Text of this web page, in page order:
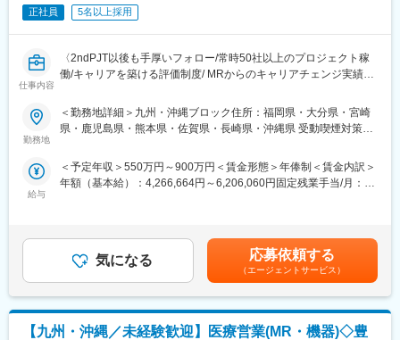
■福利厚生（転勤を伴う場合）：
・家賃：一部会社負担
・住居契約初期経費：会社負担（上限設定あり）
変更の範囲：会社の定める業務
エンテーション後に配属先プロジェクトの製薬メーカーにて製品
研修を受けていただきます。
ムがございます。まず、G（ジェネラル）MRとして基礎を身に着
けていただき、専門領域を磨いていただいたりビジネスコースに
スーパーバイザーが日々の活動をフォローします。定期的な連絡
や面談のほか、必要に応じて素早くバックアップに入るなど、MR
(3)豊富なプロジェクト数、50社を超える多数の取引メーカー：同
業他社と比較しても、多くのプロジェクト数があり、様々なご経
・入社3年目（MR経験者）28歳：642万（月給＋日当＋住宅手
当）
・入社5年目（MR経験者）33歳：712万（月給＋日当＋住宅手
当）
変更の範囲：会社の定める業務
正社員 5名以上採用
仕事内容
〈2ndPJT以後も手厚いフォロー/常時50社以上のプロジェクト稼
働/キャリアを築ける評価制度/ MRからのキャリアチェンジ実績有
クライアントである製薬会社のプロジェクトに所属し、MRとして
活躍していただきます。病院やクリニックの医師や医療関係者に
【同社の特徴】
■必ず新薬メーカーのプロジェクトにアサインします
オンコロジーを含め、希少疾患領域も多数ございますので、スペ
シャリスト、ゼネラリストどちらも目指すことが可能です。
■少数精鋭ならではの魅力～待機リスクが低いため、安心して就業
できる環境です～
適切なフォローを実施するために約300人のMR数を保って運営し
ており、プロジェクト終了の数か月前から面談を実施しているた
勤務地
＜勤務地詳細＞九州・沖縄ブロック住所：福岡県・大分県・宮崎
県・鹿児島県・熊本県・佐賀県・長崎県・沖縄県 受動喫煙対策：
含む）
給与
＜予定年収＞550万円～900万円＜賃金形態＞年俸制＜賃金内訳＞
年額（基本給）：4,266,664円～6,206,060円固定残業手当/月：
給与補足＞■別途、外勤手当など手当支給※経験・能力などを考慮
の上、話し合いで決定賃金はあくまでも目安の金額であり、選考
を通じて上下する可能性があります。月給(月額)は固定手当を含め
た表記です。
気になる 応募依頼する
（エージェントサービス）
【九州・沖縄／未経験歓迎】医療営業(MR・機器)◇豊